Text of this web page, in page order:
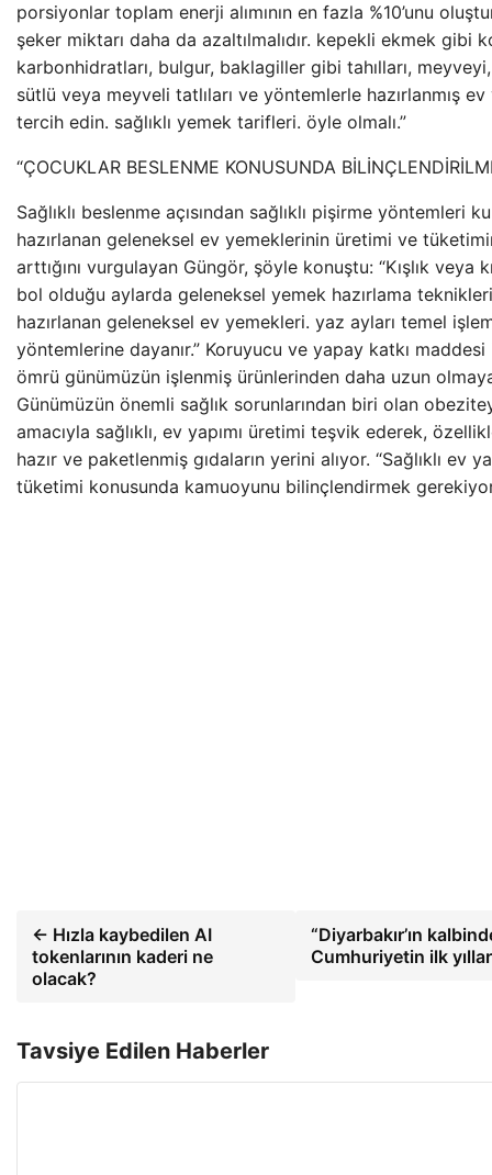
porsiyonlar toplam enerji alımının en fazla %10’unu
şeker miktarı daha da azaltılmalıdır. kepekli ekmek gibi
karbonhidratları, bulgur, baklagiller gibi tahılları,
sütlü veya meyveli tatlıları ve yöntemlerle hazırlanmış ev
tercih edin. sağlıklı yemek tarifleri. öyle olmalı.”
“ÇOCUKLAR BESLENME KONUSUNDA
Sağlıklı beslenme açısından sağlıklı pişirme yöntemleri
hazırlanan geleneksel ev yemeklerinin üretimi ve
arttığını vurgulayan Güngör, şöyle konuştu: “Kışlık veya
bol olduğu aylarda geleneksel yemek hazırlama
hazırlanan geleneksel ev yemekleri. yaz ayları temel
yöntemlerine dayanır.” Koruyucu ve yapay katkı
ömrü günümüzün işlenmiş ürünlerinden daha uzun
Günümüzün önemli sağlık sorunlarından biri olan
amacıyla sağlıklı, ev yapımı üretimi teşvik ederek,
hazır ve paketlenmiş gıdaların yerini alıyor. “Sağlıklı ev
tüketimi konusunda kamuoyunu bilinçlendirmek
← Hızla kaybedilen AI
tokenlarının kaderi ne
olacak?
“Diyarbakır’ın
Cumhuriyetin ilk
Tavsiye Edilen Haberler